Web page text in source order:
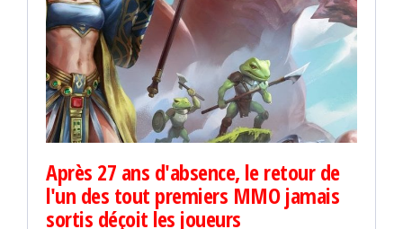
Après 27 ans d'absence, le retour de
l'un des tout premiers MMO jamais
sortis déçoit les joueurs